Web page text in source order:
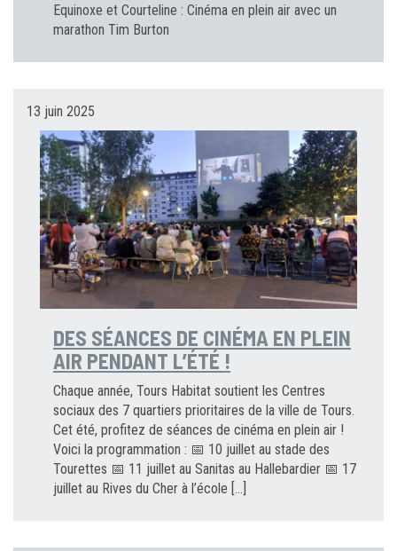
Equinoxe et Courteline : Cinéma en plein air avec un
marathon Tim Burton
13 juin 2025
DES SÉANCES DE CINÉMA EN PLEIN
AIR PENDANT L’ÉTÉ !
Chaque année, Tours Habitat soutient les Centres
sociaux des 7 quartiers prioritaires de la ville de Tours.
Cet été, profitez de séances de cinéma en plein air !
Voici la programmation : 📅 10 juillet au stade des
Tourettes 📅 11 juillet au Sanitas au Hallebardier 📅 17
juillet au Rives du Cher à l’école […]